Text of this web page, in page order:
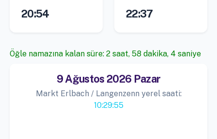
20:54 22:37
Öğle namazına kalan süre: 2 saat, 58 dakika, 3 saniye
9 Ağustos 2026 Pazar
Markt Erlbach / Langenzenn yerel saati:
10:29:56